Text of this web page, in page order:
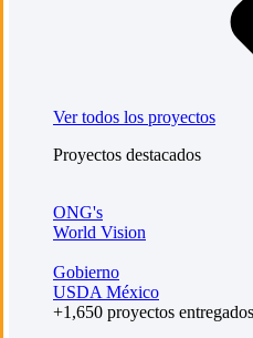
Ver todos los proyectos
Proyectos destacados
ONG's
World Vision
Gobierno
USDA México
+1,650 proyectos